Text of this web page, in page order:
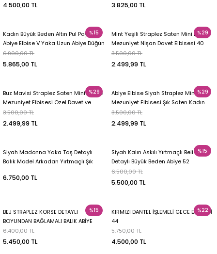
4.500,00 TL 3.825,00 TL
%15
Kadın Büyük Beden Altın Pul Payetli
Abiye Elbise V Yaka Uzun Abiye Düğün
Nişan Gece Davet Elbisesi 52
6.900,00 TL
5.865,00 TL
%29
Mint Yeşili Straplez Saten Mini Elbise
Mezuniyet Nişan Davet Elbisesi 40
3.500,00 TL
2.499,99 TL
%29
Buz Mavisi Straplez Saten Mini Elbise
Mezuniyet Elbisesi Özel Davet ve
Abiye 40
3.500,00 TL
2.499,99 TL
%29
Abiye Elbise Siyah Straplez Mini
Mezuniyet Elbisesi Şık Saten Kadın
Gece Elbisesi 36
3.500,00 TL
2.499,99 TL
Siyah Madonna Yaka Taş Detaylı
Balık Model Arkadan Yırtmaçlı Şık
6.750,00 TL
%15
Siyah Kalın Askılı Yırtmaçlı Beli Taş
Detaylı Büyük Beden Abiye 52
6.500,00 TL
5.500,00 TL
%15
BEJ STRAPLEZ KORSE DETAYLI
BOYUNDAN BAĞLAMALI BALIK ABİYE
ELBİSE 40
6.400,00 TL
5.450,00 TL
%22
KIRMIZI DANTEL İŞLEMELİ GECE ELBİSESİ
44
5.750,00 TL
4.500,00 TL